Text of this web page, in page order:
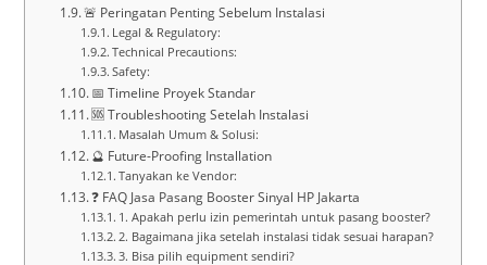
🚨 Peringatan Penting Sebelum Instalasi
Legal & Regulatory:
Technical Precautions:
Safety:
📅 Timeline Proyek Standar
🆘 Troubleshooting Setelah Instalasi
Masalah Umum & Solusi:
🔮 Future-Proofing Installation
Tanyakan ke Vendor:
❓ FAQ Jasa Pasang Booster Sinyal HP Jakarta
1. Apakah perlu izin pemerintah untuk pasang booster?
2. Bagaimana jika setelah instalasi tidak sesuai harapan?
3. Bisa pilih equipment sendiri?